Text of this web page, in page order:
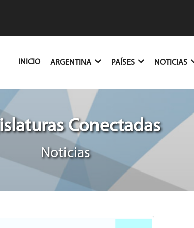
INICIO(CURRENT)
ARGENTINA PAÍSES NOTICIAS
Conectadas
Noticias